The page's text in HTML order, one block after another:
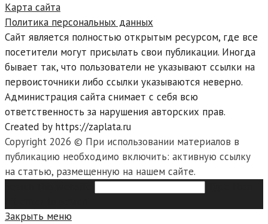
Карта сайта
Политика персональных данных
Сайт является полностью открытым ресурсом, где все
посетители могут присылать свои публикации. Иногда
бывает так, что пользователи не указывают ссылки на
первоисточники либо ссылки указываются неверно.
Администрация сайта снимает с себя всю
ответственность за нарушения авторских прав.
Created by https://zaplata.ru
Copyright 2026 © При использовании материалов в
публикацию необходимо включить: активную ссылку
на статью, размещенную на нашем сайте.
Закрыть меню